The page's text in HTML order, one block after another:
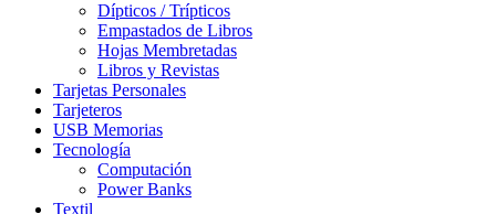
Dípticos / Trípticos
Empastados de Libros
Hojas Membretadas
Libros y Revistas
Tarjetas Personales
Tarjeteros
USB Memorias
Tecnología
Computación
Power Banks
Textil